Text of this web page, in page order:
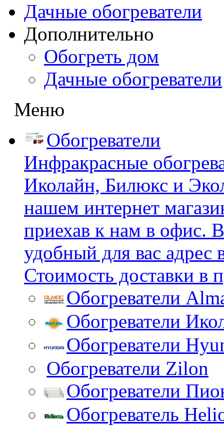
Дачные обогреватели
Дополнительно
Обогреть дом
Дачные обогреватели
Меню
Обогреватели
Инфракрасные
Иколайн, Билюкс и
нашем интернет
приехав к нам в офис.
удобный для вас адрес
Стоимость доставки в
Обогреватели
Обогреватели
Обогреватели
Обогреватели Zilon
Обогреватели
Обогреватель